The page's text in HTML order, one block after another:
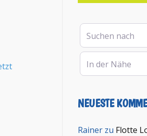
Suchen nach
In der Nähe
NEUESTE
Rainer zu Flotte